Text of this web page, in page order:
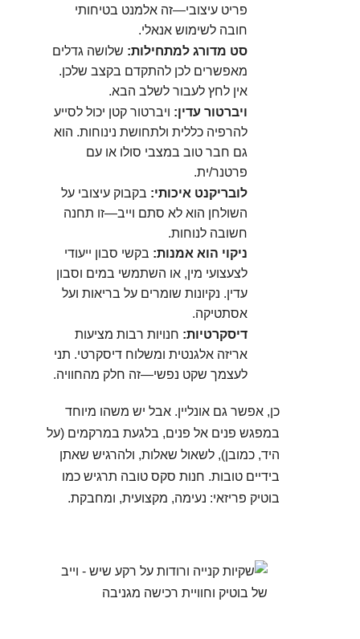
פריט עיצובי—זה אלמנט בטיחותי
חובה לשימוש אנאלי.
סט מדורג למתחילות: שלושה גדלים
מאפשרים לכן להתקדם בקצב שלכן.
אין לחץ לעבור לשלב הבא.
ויברטור עדין: ויברטור קטן יכול לסייע
להרפיה כללית ולתחושת נינוחות. הוא
גם חבר טוב במצבי סולו או עם
פרטנר/ית.
לובריקנט איכותי: בקבוק עיצובי על
השולחן הוא לא סתם וייב—זו תחנה
חשובה לנוחות.
ניקוי הוא אמנות: בקשי סבון ייעודי
לצעצועי מין, או השתמשי במים וסבון
עדין. נקיונות שומרים על בריאות ועל
אסתטיקה.
דיסקרטיות: חנויות רבות מציעות
אריזה אלגנטית ומשלוח דיסקרטי. תני
לעצמך שקט נפשי—זה חלק מהחוויה.
כן, אפשר גם אונליין. אבל יש משהו מיוחד
במפגש פנים אל פנים, בלגעת במרקמים (על
היד, כמובן), לשאול שאלות, ולהרגיש שאתן
בידיים טובות. חנות סקס טובה תרגיש כמו
בוטיק פריזאי: נעימה, מקצועית, ומחבקת.